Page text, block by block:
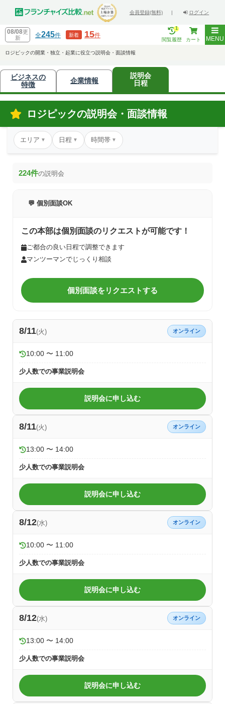
会員登録(無料) | ログイン
08/08更
新
全245件 新着 15件
1
閲覧履歴 カート MENU
ロジピックの開業・独立・起業に役立つ説明会・面談情報
ビジネスの
特徴
企業情報
説明会
日程
ロジピックの説明会・面談情報
エリア ▼ 日程 ▼ 時間帯 ▼
224件の説明会
💬 個別面談OK
この本部は個別面談のリクエストが可能です！
ご都合の良い日程で調整できます
マンツーマンでじっくり相談
個別面談をリクエストする
8/11(火) オンライン
10:00 〜 11:00
少人数での事業説明会
説明会に申し込む
8/11(火) オンライン
13:00 〜 14:00
少人数での事業説明会
説明会に申し込む
8/12(水) オンライン
10:00 〜 11:00
少人数での事業説明会
説明会に申し込む
8/12(水) オンライン
13:00 〜 14:00
少人数での事業説明会
説明会に申し込む